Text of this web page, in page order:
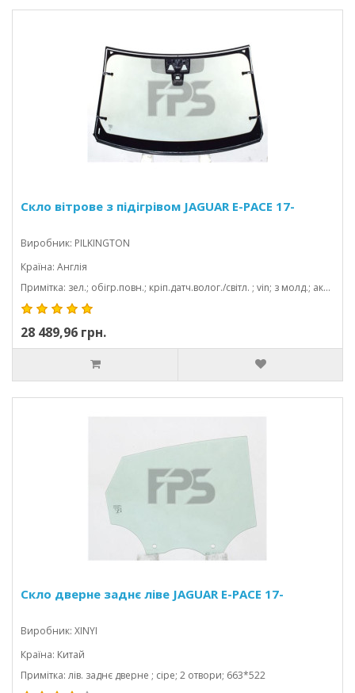
Скло вітрове з підігрівом JAGUAR E-PACE 17-
Виробник: PILKINGTON
Країна: Англія
Примітка: зел.; обігр.повн.; кріп.датч.волог./світл. ; vin; з молд.; акуст; камера; 1542*924
28 489,96 грн.
Скло дверне заднє ліве JAGUAR E-PACE 17-
Виробник: XINYI
Країна: Китай
Примітка: лів. заднє дверне ; сіре; 2 отвори; 663*522